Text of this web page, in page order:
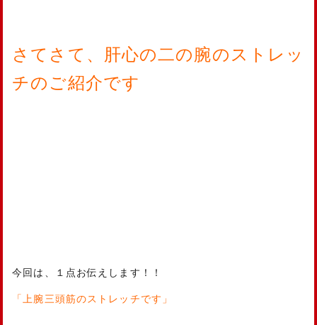
さてさて、肝心の二の腕のストレッ
チのご紹介です
今回は、１点お伝えします！！
「上腕三頭筋のストレッチです」